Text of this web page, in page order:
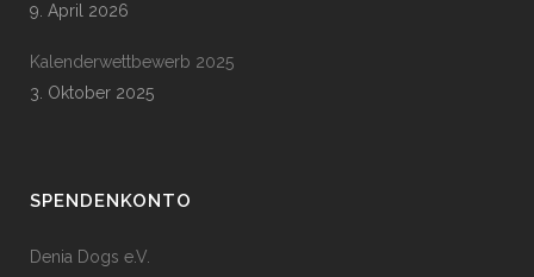
9. April 2026
Kalenderwettbewerb 2025
3. Oktober 2025
SPENDENKONTO
Denia Dogs e.V.